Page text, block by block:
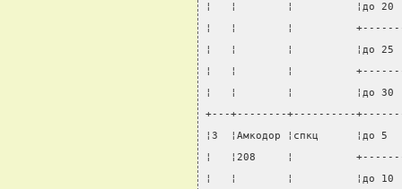
¦   ¦        ¦          ¦до 20
¦   ¦        ¦
¦   ¦        ¦          ¦до 25
¦   ¦        ¦
¦   ¦        ¦          ¦до 30
+---+--------+----------
¦3  ¦Амкодор ¦спкц      ¦до
¦   ¦208     ¦
¦   ¦        ¦          ¦до 10